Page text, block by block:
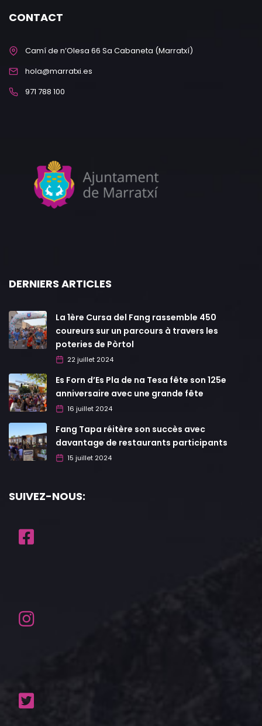
CONTACT
Camí de n’Olesa 66 Sa Cabaneta (Marratxí)
hola@marratxi.es
971 788 100
DERNIERS ARTICLES
La 1ère Cursa del Fang rassemble 450
coureurs sur un parcours à travers les
poteries de Pòrtol
22 juillet 2024
Es Forn d’Es Pla de na Tesa fête son 125e
anniversaire avec une grande fête
16 juillet 2024
Fang Tapa réitère son succès avec
davantage de restaurants participants
15 juillet 2024
SUIVEZ-NOUS: